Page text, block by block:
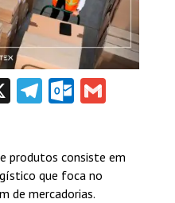
X TelegramGmail
produtos consiste em
que foca no
de mercadorias.